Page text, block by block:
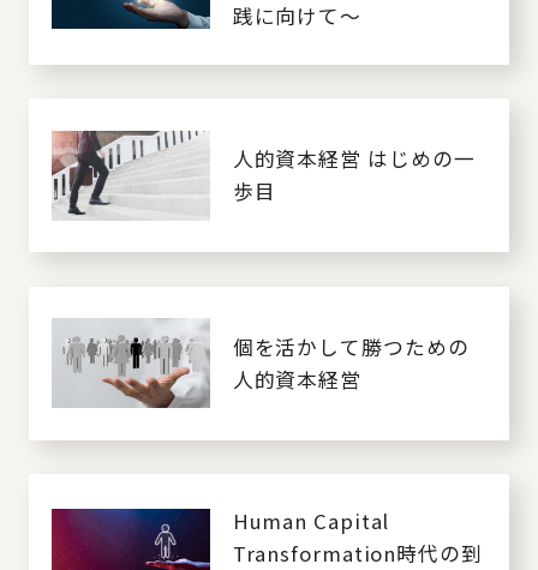
践に向けて～
人的資本経営 はじめの一
歩目
個を活かして勝つための
人的資本経営
Human Capital
Transformation時代の到